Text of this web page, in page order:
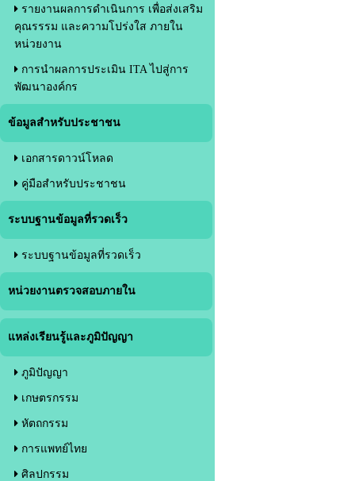
รายงานผลการดำเนินการ เพื่อส่งเสริม
คุณรรรม และความโปร่งใส ภายใน
หน่วยงาน
การนำผลการประเมิน ITA ไปสู่การ
พัฒนาองค์กร
ข้อมูลสำหรับประชาชน
เอกสารดาวน์โหลด
คู่มือสำหรับประชาชน
ระบบฐานข้อมูลที่รวดเร็ว
ระบบฐานข้อมูลที่รวดเร็ว
หน่วยงานตรวจสอบภายใน
แหล่งเรียนรู้และภูมิปัญญา
ภูมิปัญญา
เกษตรกรรม
หัตถกรรม
การแพทย์ไทย
ศิลปกรรม